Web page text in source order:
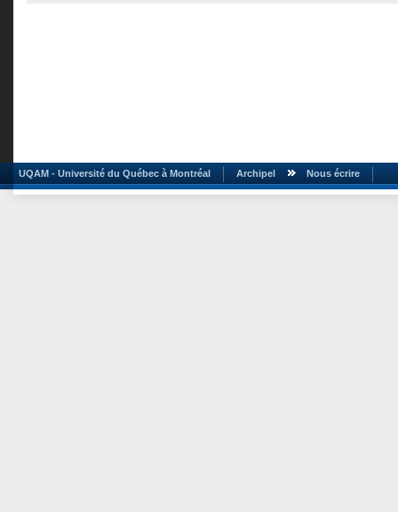
UQAM - Université du Québec à Montréal Archipel Nous écrire